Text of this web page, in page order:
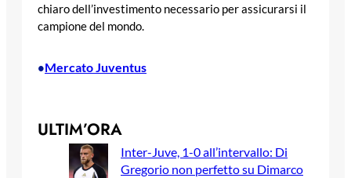
chiaro dell’investimento necessario per assicurarsi il
campione del mondo.
•Mercato Juventus
ULTIM’ORA
Inter-Juve, 1-0 all’intervallo: Di
Gregorio non perfetto su Dimarco